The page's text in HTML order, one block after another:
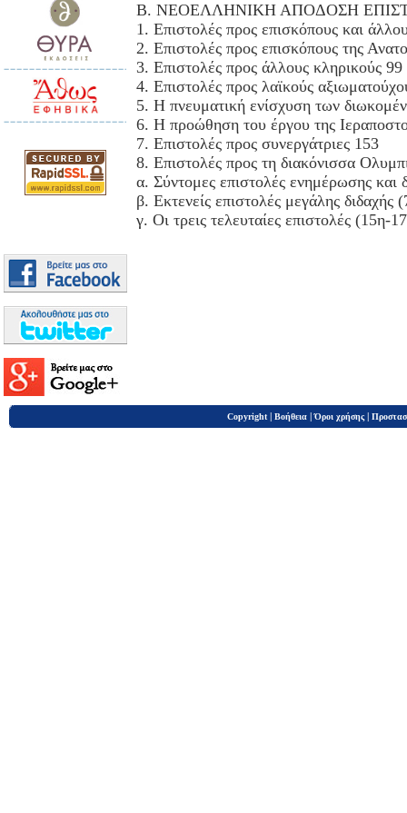
Β. ΝΕΟΕΛΛΗΝΙΚΗ ΑΠΟΔΟΣΗ
1. Επιστολές προς επισκόπους και
2. Επιστολές προς επισκόπους της
3. Επιστολές προς άλλους κληρικούς 99
4. Επιστολές προς λαϊκούς
5. Η πνευματική ενίσχυση των
6. Η προώθηση του έργου της
7. Επιστολές προς συνεργάτριες 153
8. Επιστολές προς τη διακόνισσα
α. Σύντομες επιστολές ενημέρωσης και
β. Εκτενείς επιστολές μεγάλης διδαχής
γ. Οι τρεις τελευταίες επιστολές (15η-
Copyright | Βοήθεια |Όροι χρήσης |